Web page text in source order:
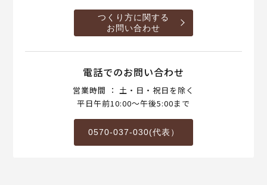
つくり方に関する
お問い合わせ
電話でのお問い合わせ
営業時間 ： 土・日・祝日を除く
平日午前10:00～午後5:00まで
0570-037-030(代表）